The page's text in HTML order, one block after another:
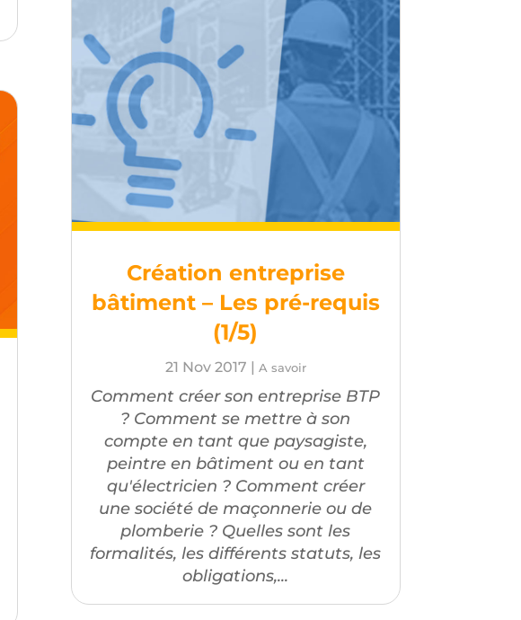
Création entreprise
bâtiment – Les pré-requis
(1/5)
21 Nov 2017 | A savoir
Comment créer son entreprise BTP
? Comment se mettre à son
compte en tant que paysagiste,
peintre en bâtiment ou en tant
qu'électricien ? Comment créer
une société de maçonnerie ou de
plomberie ? Quelles sont les
formalités, les différents statuts, les
obligations,...